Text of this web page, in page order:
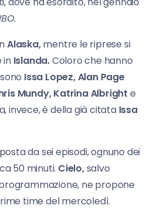
Alaska,mentre le riprese si
in Islanda.Coloro che hanno
Issa Lopez, Alan Page
Mundy, Katrina Albright e
invece, è della già citata Issa
da sei episodi, ognuno dei
50 minuti. Cielo,salvo
ne propone
time del mercoledì.